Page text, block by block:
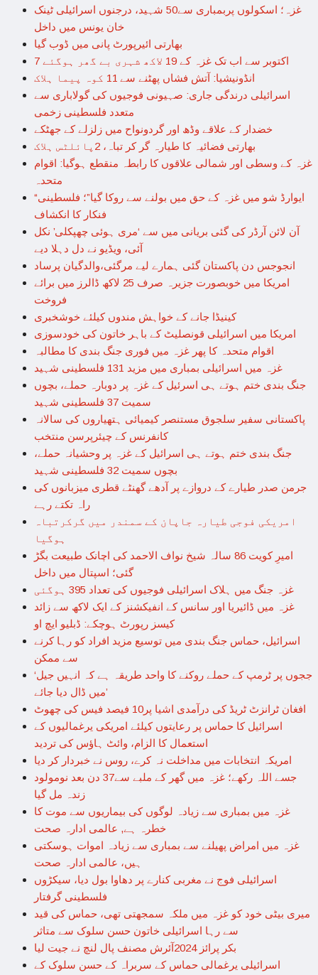
غزہ؛ اسکولوں پربمباری سے50 شہید، درجنوں اسرائیلی ٹینک
خان یونس میں داخل
بھارتی ائیرپورٹ پانی میں ڈوب گیا
7 اکتوبر سے اب تک غزہ کے 19 لاکھ شہری بے گھر ہوگئے
انڈونیشیا: آتش فشاں پھٹنے سے 11 کوہ پیما ہلاک
اسرائیلی درندگی جاری: صہیونی فوجیوں کی گولاباری سے
متعدد فلسطینی زخمی
خضدار کے علاقے وڈھ اور گردونواح میں زلزلے کے جھٹکے
بھارتی فضائیہ کا طیارہ گر کر تباہ، 2پائلٹس ہلاک
غزہ کے وسطی اور شمالی علاقوں کا رابطہ منقطع ہوگیا: اقوام
متحدہ
“ایوارڈ شو میں غزہ کے حق میں بولنے سے روکا گیا”؛ فلسطینی
فنکار کا انکشاف
آن لائن آرڈر کی گئی بریانی میں سے ‘مری ہوئی چھپکلی’ نکل
آئی، ویڈیو نے دل دہلا دیے
انجوجس دن پاکستان گئی ہمارے لیے مرگئی،والدگیان پرساد
امریکا میں خوبصورت جزیرہ صرف 25 لاکھ ڈالرز میں برائے
فروخت
کینیڈا جانے کے خواہش مندوں کیلئے خوشخبری
امریکا میں اسرائیلی قونصلیٹ کے باہر خاتون کی خودسوزی
اقوام متحدہ کا پھر غزہ میں فوری جنگ بندی کا مطالبہ
غزہ میں اسرائیلی بمباری میں مزید 131 فلسطینی شہید
جنگ بندی ختم ہوتے ہی اسرئیل کے غزہ پر دوبارہ حملے، بچوں
سمیت 37 فلسطینی شہید
پاکستانی سفیر سلجوق مستنصر کیمیائی ہتھیاروں کی سالانہ
کانفرنس کے چیئرپرسن منتخب
جنگ بندی ختم ہوتے ہی اسرائیل کے غزہ پر وحشیانہ حملے،
بچوں سمیت 32 فلسطینی شہید
جرمن صدر طیارے کے دروازے پر آدھے گھنٹے قطری میزبانوں کی
راہ تکتے رہے
امریکی فوجی طیارہ جاپان کے سمندر میں گرکرتباہ
ہوگیا
امیرِ کویت 86 سالہ شیخ نواف الاحمد کی اچانک طبیعت بگڑ
گئی؛ اسپتال میں داخل
غزہ جنگ میں ہلاک اسرائیلی فوجیوں کی تعداد 395 ہوگئی
غزہ میں ڈائیریا اور سانس کے انفیکشنز کے ایک لاکھ سے زائد
کیسز رپورٹ ہوچکے: ڈبلیو ایچ او
اسرائیل، حماس جنگ بندی میں توسیع مزید افراد کو رہا کرنے
سے ممکن
‘ججوں پر ٹرمپ کے حملے روکنے کا واحد طریقہ ہے کہ انہیں جیل
میں ڈال دیا جائے’
افغان ٹرانزٹ ٹریڈ کی درآمدی اشیا پر10 فیصد فیس کی چھوٹ
اسرائیل کا حماس پر رعایتوں کیلئے امریکی یرغمالیوں کے
استعمال کا الزام، وائٹ ہاؤس کی تردید
امریکہ انتخابات میں مداخلت نہ کرے، روس نے خبردار کر دیا
جسے اللہ رکھے؛ غزہ میں گھر کے ملبے سے37 دن بعد نومولود
زندہ مل گیا
غزہ میں بمباری سے زیادہ لوگوں کی بیماریوں سے موت کا
خطرہ ہے, عالمی ادارہ صحت
غزہ میں امراض پھیلنے سے بمباری سے زیادہ اموات ہوسکتی
ہیں، عالمی ادارہ صحت
اسرائیلی فوج نے مغربی کنارے پر دھاوا بول دیا، سیکڑوں
فلسطینی گرفتار
میری بیٹی خود کو غزہ میں ملکہ سمجھتی تھی، حماس کی قید
سے رہا اسرائیلی خاتون حسن سلوک سے متاثر
بکر پرائز 2024آئرش مصنف پال لنچ نے جیت لیا
اسرائیلی یرغمالی حماس کے سربراہ کے حسن سلوک کے